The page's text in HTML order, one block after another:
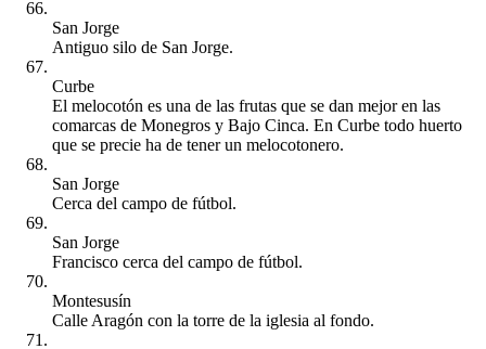
San Jorge
Antiguo silo de San Jorge.
Curbe
El melocotón es una de las frutas que se dan mejor en las
comarcas de Monegros y Bajo Cinca. En Curbe todo huerto
que se precie ha de tener un melocotonero.
San Jorge
Cerca del campo de fútbol.
San Jorge
Francisco cerca del campo de fútbol.
Montesusín
Calle Aragón con la torre de la iglesia al fondo.